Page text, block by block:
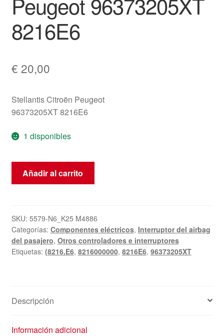
8216E6
€ 20,00
Stellantis Citroën Peugeot
96373205XT 8216E6
1 disponibles
Interruptor
pasajero
Citroën
Peugeot
96373205XT
Añadir al carrito
SKU: 5579-N6_K25 M4886
Categorías: Componentes eléctricos, Interruptor del airbag
del pasajero, Otros controladores e interruptores
Etiquetas: (8216.E6, 8216000000, 8216E6, 96373205XT
Descripción
Información adicional